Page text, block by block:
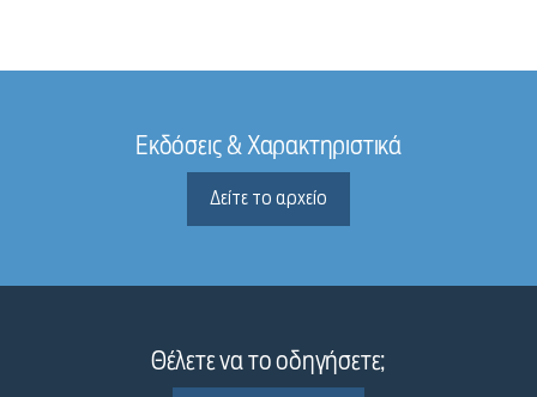
Εκδόσεις & Χαρακτηριστικά
Δείτε το αρχείο
Θέλετε να το οδηγήσετε;